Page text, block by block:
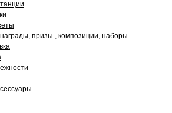
призы , композиции, наборы